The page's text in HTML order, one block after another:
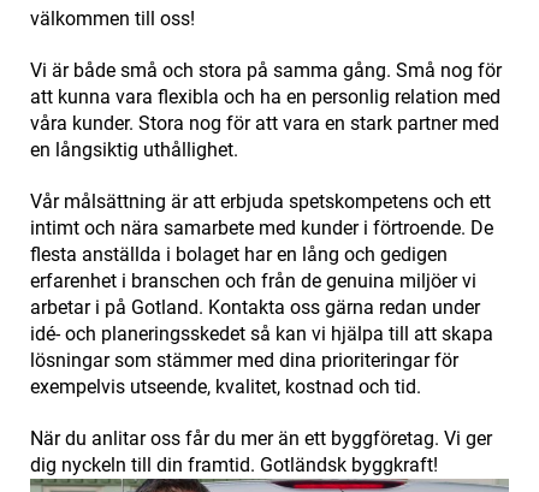
välkommen till oss!
Vi är både små och stora på samma gång. Små nog för
att kunna vara flexibla och ha en personlig relation med
våra kunder. Stora nog för att vara en stark partner med
en långsiktig uthållighet.
Vår målsättning är att erbjuda spetskompetens och ett
intimt och nära samarbete med kunder i förtroende. De
flesta anställda i bolaget har en lång och gedigen
erfarenhet i branschen och från de genuina miljöer vi
arbetar i på Gotland. Kontakta oss gärna redan under
idé- och planeringsskedet så kan vi hjälpa till att skapa
lösningar som stämmer med dina prioriteringar för
exempelvis utseende, kvalitet, kostnad och tid.
När du anlitar oss får du mer än ett byggföretag. Vi ger
dig nyckeln till din framtid. Gotländsk byggkraft!